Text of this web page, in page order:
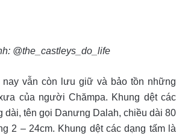
@the_castleys_do_life
vẫn còn lưu giữ và bảo tồn những
của người Chămpa. Khung dệt các
dài, tên gọi Danưng Dalah, chiều dài 80
2 – 24cm. Khung dệt các dạng tấm là